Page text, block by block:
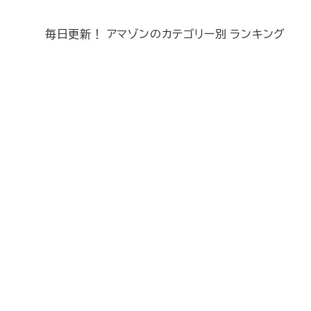
毎日更新！ アマゾンのカテゴリー別 ランキング